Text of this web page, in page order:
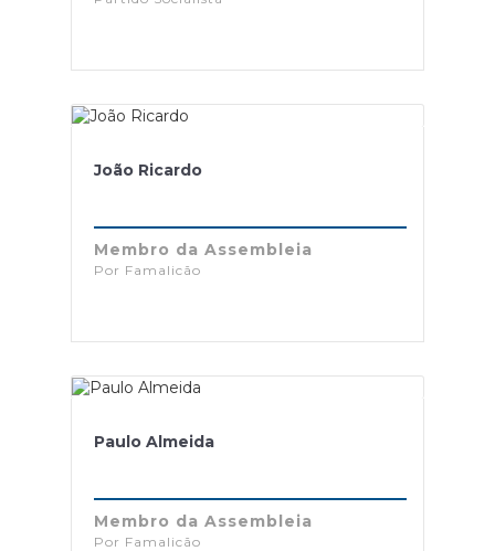
João Ricardo
Membro da Assembleia
Por Famalicão
Paulo Almeida
Membro da Assembleia
Por Famalicão